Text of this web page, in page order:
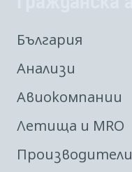
България
Анализи
Авиокомпании
Летища и MRO
Производители